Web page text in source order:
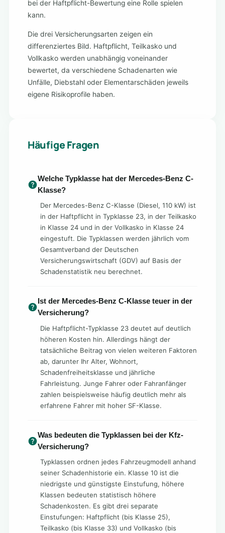
bei der Haftpflicht-Bewertung eine Rolle spielen
kann.
Die drei Versicherungsarten zeigen ein
differenziertes Bild. Haftpflicht, Teilkasko und
Vollkasko werden unabhängig voneinander
bewertet, da verschiedene Schadenarten wie
Unfälle, Diebstahl oder Elementarschäden jeweils
eigene Risikoprofile haben.
Häufige Fragen
Welche Typklasse hat der Mercedes-Benz C-
Klasse?
Der Mercedes-Benz C-Klasse (Diesel, 110 kW) ist
in der Haftpflicht in Typklasse 23, in der Teilkasko
in Klasse 24 und in der Vollkasko in Klasse 24
eingestuft. Die Typklassen werden jährlich vom
Gesamtverband der Deutschen
Versicherungswirtschaft (GDV) auf Basis der
Schadenstatistik neu berechnet.
Ist der Mercedes-Benz C-Klasse teuer in der
Versicherung?
Die Haftpflicht-Typklasse 23 deutet auf deutlich
höheren Kosten hin. Allerdings hängt der
tatsächliche Beitrag von vielen weiteren Faktoren
ab, darunter Ihr Alter, Wohnort,
Schadenfreiheitsklasse und jährliche
Fahrleistung. Junge Fahrer oder Fahranfänger
zahlen beispielsweise häufig deutlich mehr als
erfahrene Fahrer mit hoher SF-Klasse.
Was bedeuten die Typklassen bei der Kfz-
Versicherung?
Typklassen ordnen jedes Fahrzeugmodell anhand
seiner Schadenhistorie ein. Klasse 10 ist die
niedrigste und günstigste Einstufung, höhere
Klassen bedeuten statistisch höhere
Schadenkosten. Es gibt drei separate
Einstufungen: Haftpflicht (bis Klasse 25),
Teilkasko (bis Klasse 33) und Vollkasko (bis